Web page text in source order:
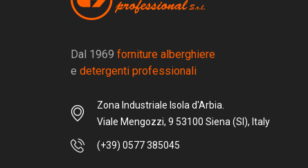
Dal 1969 forniture alberghiere
e detergenti professionali
Zona Industriale Isola d'Arbia.
Viale Mengozzi, 9 53100 Siena (SI), Italy
(+39) 0577 385045